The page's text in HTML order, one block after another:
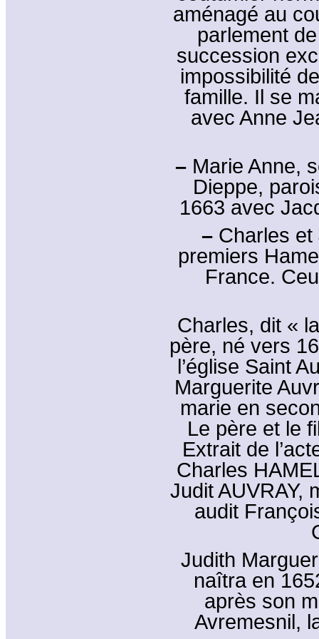
aménagé au
parlement
succession
impossibilité
famille. Il se
avec Anne
– Marie Anne,
Dieppe,
1663 avec
–Charles et
premiers
France.
Charles, dit «
père, né vers
l’église Saint
Marguerite
marie en
Le père et le
Extrait de
Charles
Judit AUVRAY,
audit
Judith
naîtra en
après son
Avremesnil,